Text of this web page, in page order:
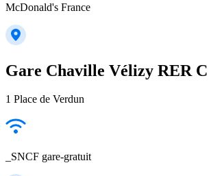
McDonald's France
Gare Chaville Vélizy RER C
1 Place de Verdun
_SNCF gare-gratuit